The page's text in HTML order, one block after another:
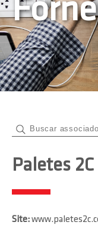
Paletes 2C
Site: